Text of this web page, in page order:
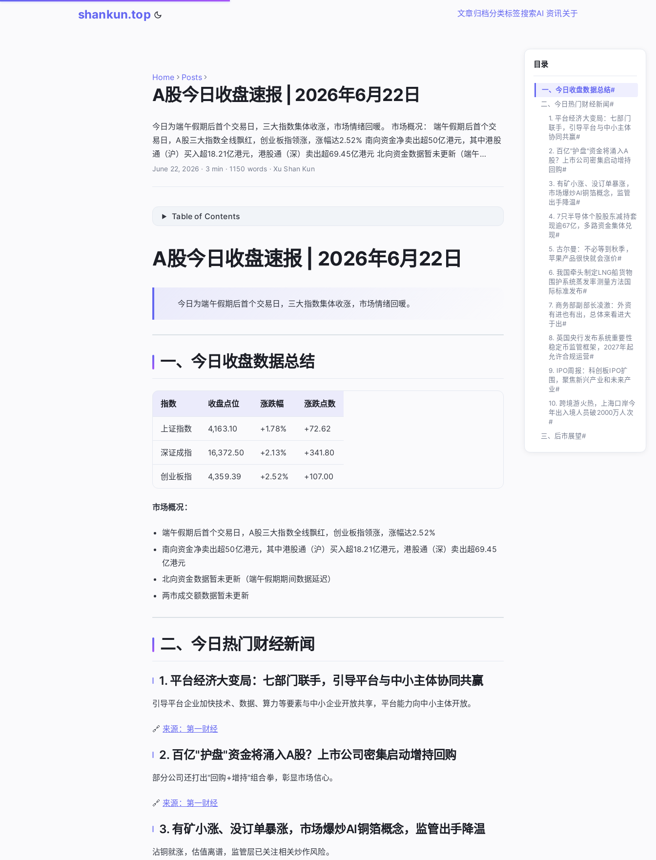
shankun.top 文章归档分类标签搜索AI 资讯关于
Home Posts
A股今日收盘速报 | 2026年6月22日
今日为端午假期后首个交易日，三大指数集体收涨，市场情绪回暖。 市场概况： 端午假期后首个交
易日，A股三大指数全线飘红，创业板指领涨，涨幅达2.52% 南向资金净卖出超50亿港元，其中港股
通（沪）买入超18.21亿港元，港股通（深）卖出超69.45亿港元 北向资金数据暂未更新（端午…
June 22, 2026 · 3 min · 1150 words · Xu Shan Kun
Table of Contents
A股今日收盘速报 | 2026年6月22日
今日为端午假期后首个交易日，三大指数集体收涨，市场情绪回暖。
一、今日收盘数据总结
指数 收盘点位 涨跌幅 涨跌点数
上证指数 4,163.10 +1.78% +72.62
深证成指 16,372.50 +2.13% +341.80
创业板指 4,359.39 +2.52% +107.00
市场概况：
端午假期后首个交易日，A股三大指数全线飘红，创业板指领涨，涨幅达2.52%
南向资金净卖出超50亿港元，其中港股通（沪）买入超18.21亿港元，港股通（深）卖出超69.45
亿港元
北向资金数据暂未更新（端午假期期间数据延迟）
两市成交额数据暂未更新
二、今日热门财经新闻
1. 平台经济大变局：七部门联手，引导平台与中小主体协同共赢
引导平台企业加快技术、数据、算力等要素与中小企业开放共享，平台能力向中小主体开放。
🔗 来源：第一财经
2. 百亿"护盘"资金将涌入A股？上市公司密集启动增持回购
部分公司还打出"回购+增持"组合拳，彰显市场信心。
🔗 来源：第一财经
3. 有矿小涨、没订单暴涨，市场爆炒AI铜箔概念，监管出手降温
沾铜就涨，估值离谱，监管层已关注相关炒作风险。
目录
一、今日收盘数据总结#
二、今日热门财经新闻#
1. 平台经济大变局：七部门
联手，引导平台与中小主体
协同共赢#
2. 百亿"护盘"资金将涌入A
股？上市公司密集启动增持
回购#
3. 有矿小涨、没订单暴涨，
市场爆炒AI铜箔概念，监管
出手降温#
4. 7只半导体个股股东减持套
现逾67亿，多路资金集体兑
现#
5. 古尔曼：不必等到秋季，
苹果产品很快就会涨价#
6. 我国牵头制定LNG船货物
围护系统蒸发率测量方法国
际标准发布#
7. 商务部副部长凌激：外资
有进也有出，总体来看进大
于出#
8. 英国央行发布系统重要性
稳定币监管框架，2027年起
允许合规运营#
9. IPO周报：科创板IPO扩
围，聚焦新兴产业和未来产
业#
10. 跨境游火热，上海口岸今
年出入境人员破2000万人次
#
三、后市展望#